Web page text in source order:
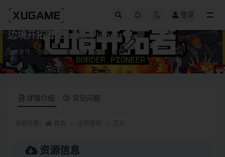
登录
边境开拓者/Border Pioneer
全部游戏 2025-09-13 专属
详情介绍 常见问题
资源信息